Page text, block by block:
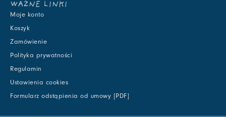
WAŻNE LINKI
Moje konto
Koszyk
Zamówienie
Polityka prywatności
Regulamin
Ustawienia cookies
Formularz odstąpienia od umowy [PDF]